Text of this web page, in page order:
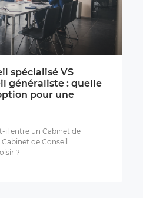
spécialisé VS
généraliste : quelle
pour une
il entre un Cabinet de
de Conseil
?